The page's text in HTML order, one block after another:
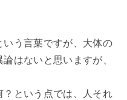
いう言葉ですが、大体の
はないと思いますが、
？という点では、人それ